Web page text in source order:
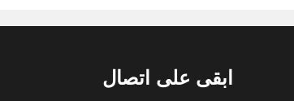
ابقى على اتصال